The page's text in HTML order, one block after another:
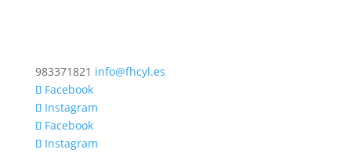
983371821 info@fhcyl.es
Facebook
Instagram
Facebook
Instagram